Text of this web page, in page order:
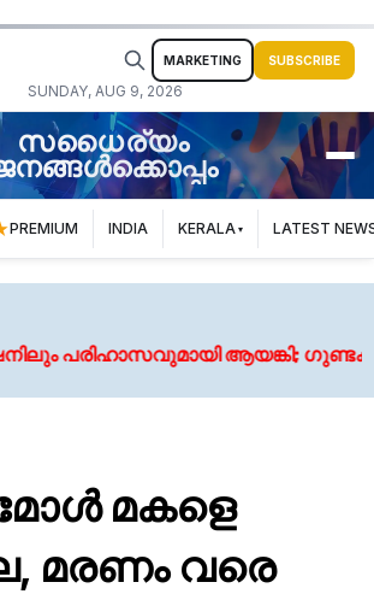
SUNDAY, AUG 9, 2026
MARKETING SUBSCRIBE
സധൈര്യം
PREMIUM INDIA KERALA LATEST
പരിഹാസവുമായി ആയങ്കി;
മകളെ
മരണം വരെ